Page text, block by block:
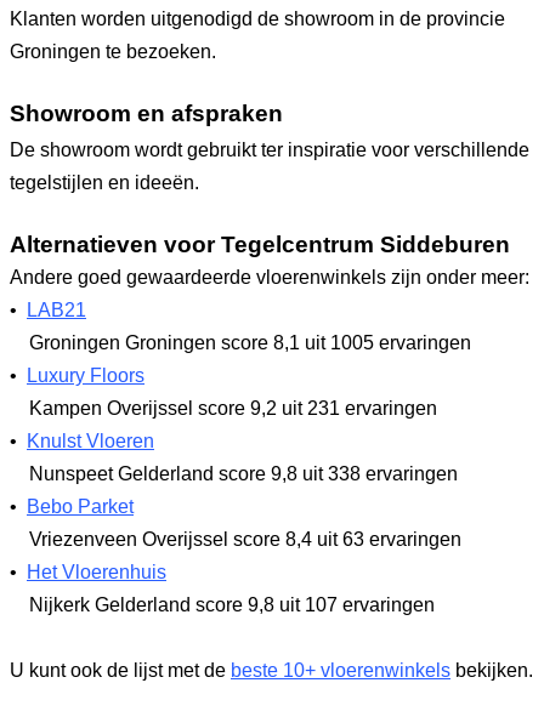
Klanten worden uitgenodigd de showroom in de provincie
Groningen te bezoeken.
Showroom en afspraken
De showroom wordt gebruikt ter inspiratie voor verschillende
tegelstijlen en ideeën.
Alternatieven voor Tegelcentrum Siddeburen
Andere goed gewaardeerde vloerenwinkels zijn onder meer:
•
LAB21
Groningen Groningen score 8,1 uit 1005 ervaringen
•
Luxury Floors
Kampen Overijssel score 9,2 uit 231 ervaringen
•
Knulst Vloeren
Nunspeet Gelderland score 9,8 uit 338 ervaringen
•
Bebo Parket
Vriezenveen Overijssel score 8,4 uit 63 ervaringen
•
Het Vloerenhuis
Nijkerk Gelderland score 9,8 uit 107 ervaringen
U kunt ook de lijst met de beste 10+ vloerenwinkels bekijken.